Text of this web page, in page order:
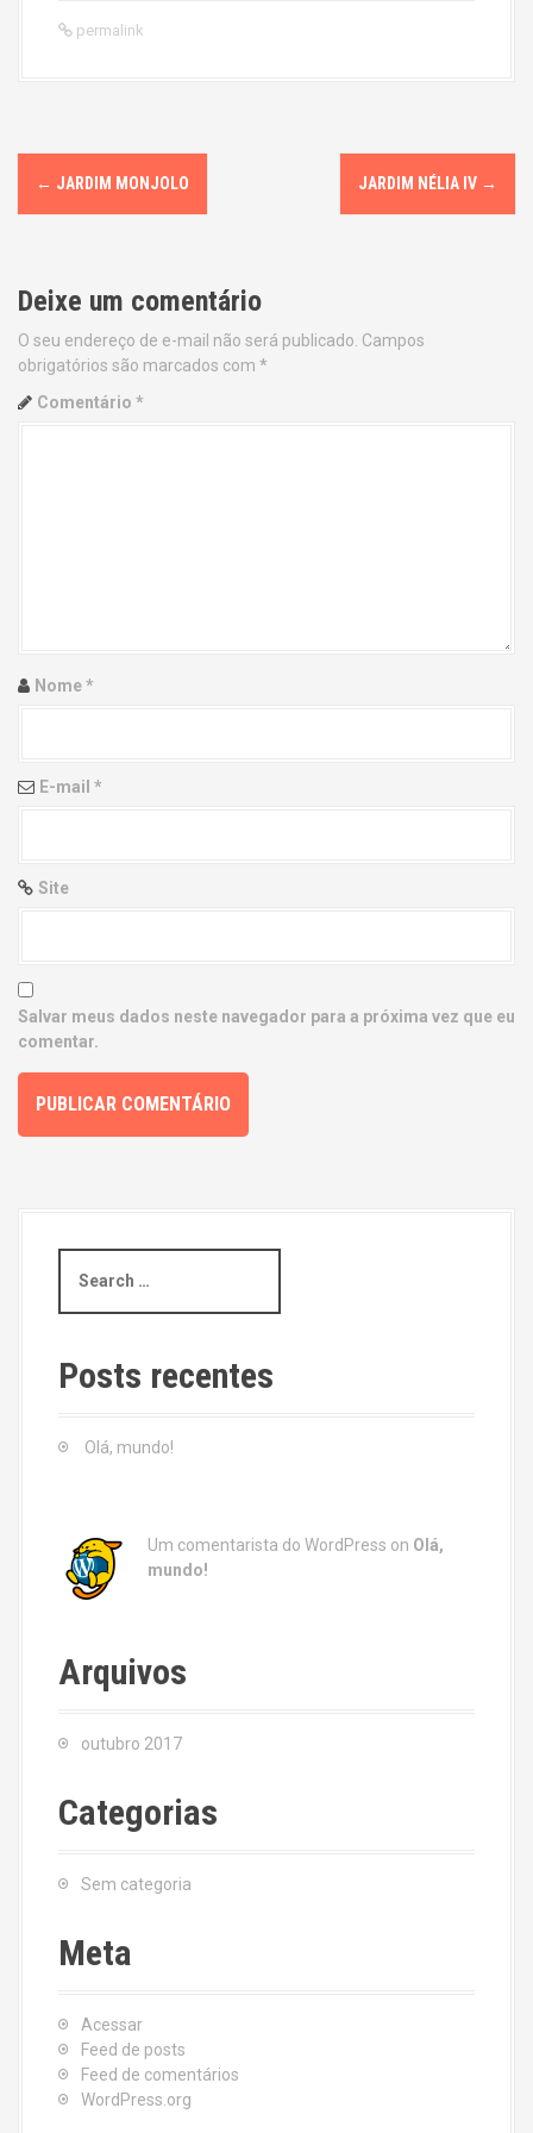
permalink
P
o
t
n
a
i
n
← JARDIM MONJOLO JARDIM NÉLIA IV →
Deixe um comentário
O seu endereço de e-mail não será publicado. Campos
obrigatórios são marcados com *
Comentário *
Nome*
E-mail *
Site
Salvar meus dados neste navegador para a próxima vez que eu
comentar.
a
c
h
Posts recentes
Olá, mundo!
Um comentarista do WordPress on Olá,
mundo!
Arquivos
outubro 2017
Categorias
Sem categoria
Meta
Acessar
Feed de posts
Feed de comentários
WordPress.org